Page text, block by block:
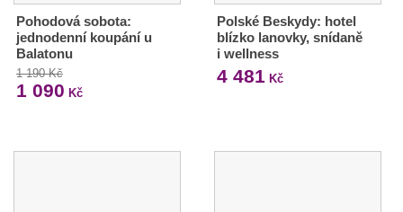
Pohodová sobota:
jednodenní koupání u
Balatonu
1 190 Kč
1 090 Kč
Polské Beskydy: hotel
blízko lanovky, snídaně
i wellness
4 481 Kč